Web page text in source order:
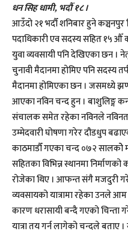
धन सिह धामी, भदौँ १८ ।
आउँदो २१ भदौँ शनिबार हुने कञ्चनपुर
पदाधिकारी एव सदस्य सहित १५ औँ
युवा व्यवसायी पनि देखिएका छन ।
चुनावी मैदानमा होमिए पनि सदस्य
मैदानमा होमिएका छन । जसमध्ये
आएका नविन चन्द हुन । बाशुलिङ्ग
संचालक समेत रहेका नविनले
उम्मेदवारी घोषणा गरेर दौडधुप
काठमाडौँ गएका चन्द ०७२ सालकोे
सहितका विभिन्न स्थानमा
रोजेका थिए । आफन्त संगै मजदुरी
व्यवसायको यात्रामा रहेका उनले
कारण धरासायी बन्दै गएको
यात्रा तय गर्न लागेको चन्दले बताए